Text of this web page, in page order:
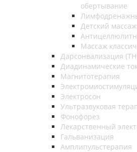
обертывание
Детский массаж
Массаж
Дарсонвализация
Диадинамические
Магнитотерапия
Электросон
Ультразвуковая
Фонофорез
Лекарственный
Гальванизация
Амплипульстерапия